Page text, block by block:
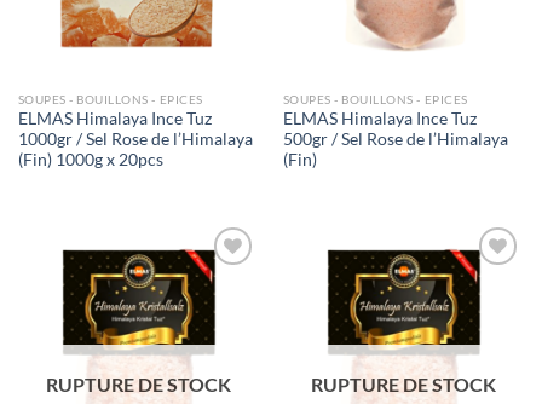
SOUPES - BOUILLONS - EPICES
ELMAS Himalaya Ince Tuz
1000gr / Sel Rose de l’Himalaya
(Fin) 1000g x 20pcs
SOUPES - BOUILLONS - EPICES
ELMAS Himalaya Ince Tuz
500gr / Sel Rose de l’Himalaya
(Fin)
Ajouter
à la liste
de
souhaits
RUPTURE DE STOCK
Ajouter
à la liste
de
souhaits
RUPTURE DE STOCK